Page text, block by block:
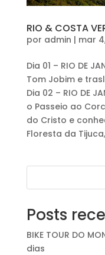
RIO & COSTA
por admin | mar
Dia 01 – RIO DE
Tom Jobim e
Dia 02 – RIO DE
o Passeio ao
do Cristo e
Floresta da
Posts
BIKE TOUR DO
dias